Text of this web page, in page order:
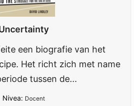
een biografie van het
Het richt zich met name
tussen de...
Nivea: Docent